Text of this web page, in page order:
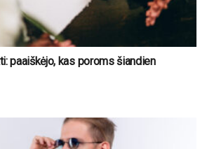
paaiškėjo, kas poroms šiandien